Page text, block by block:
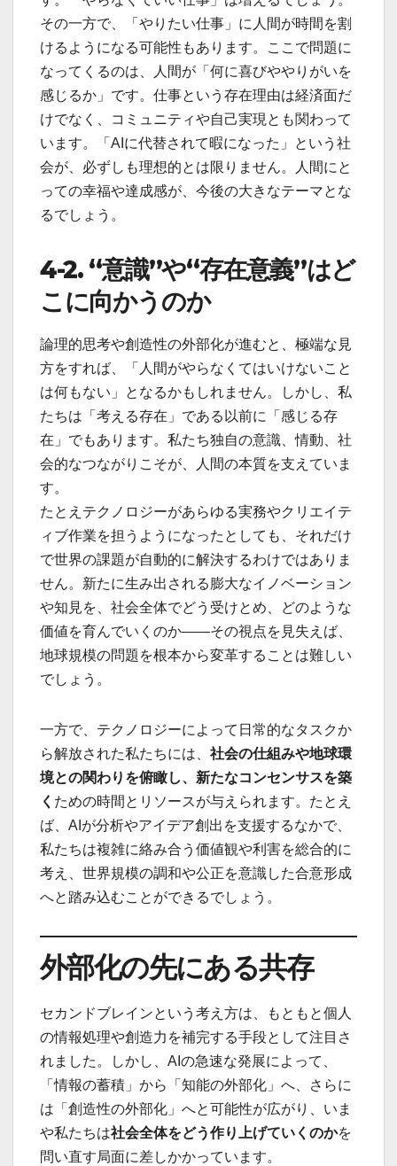
その一方で、「やりたい仕事」に人間が時間を割
けるようになる可能性もあります。ここで問題に
なってくるのは、人間が「何に喜びややりがいを
感じるか」です。仕事という存在理由は経済面だ
けでなく、コミュニティや自己実現とも関わって
います。「AIに代替されて暇になった」という社
会が、必ずしも理想的とは限りません。人間にと
っての幸福や達成感が、今後の大きなテーマとな
るでしょう。
4-2. “意識”や“存在意義”はど
こに向かうのか
論理的思考や創造性の外部化が進むと、極端な見
方をすれば、「人間がやらなくてはいけないこと
は何もない」となるかもしれません。しかし、私
たちは「考える存在」である以前に「感じる存
在」でもあります。私たち独自の意識、情動、社
会的なつながりこそが、人間の本質を支えていま
す。
たとえテクノロジーがあらゆる実務やクリエイテ
ィブ作業を担うようになったとしても、それだけ
で世界の課題が自動的に解決するわけではありま
せん。新たに生み出される膨大なイノベーション
や知見を、社会全体でどう受けとめ、どのような
価値を育んでいくのか――その視点を見失えば、
地球規模の問題を根本から変革することは難しい
でしょう。
一方で、テクノロジーによって日常的なタスクか
ら解放された私たちには、 社会の仕組みや地球環
境との関わりを俯瞰し、新たなコンセンサスを築
く ための時間とリソースが与えられます。たとえ
ば、AIが分析やアイデア創出を支援するなかで、
私たちは複雑に絡み合う価値観や利害を総合的に
考え、世界規模の調和や公正を意識した合意形成
へと踏み込むことができるでしょう。
外部化の先にある共存
セカンドブレインという考え方は、もともと個人
の情報処理や創造力を補完する手段として注目さ
れました。しかし、AIの急速な発展によって、
「情報の蓄積」から「知能の外部化」へ、さらに
は「創造性の外部化」へと可能性が広がり、いま
や私たちは社会全体をどう作り上げていくのかを
問い直す局面に差しかかっています。